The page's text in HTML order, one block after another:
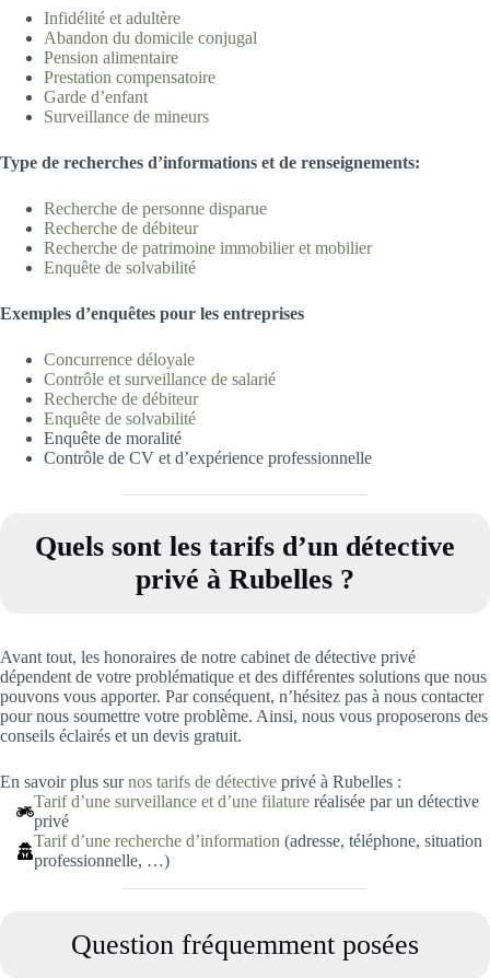
Infidélité et adultère
Abandon du domicile conjugal
Pension alimentaire
Prestation compensatoire
Garde d’enfant
Surveillance de mineurs
Type de recherches d’informations et de renseignements:
Recherche de personne disparue
Recherche de débiteur
Recherche de patrimoine immobilier et mobilier
Enquête de solvabilité
Exemples d’enquêtes pour les entreprises
Concurrence déloyale
Contrôle et surveillance de salarié
Recherche de débiteur
Enquête de solvabilité
Enquête de moralité
Contrôle de CV et d’expérience professionnelle
Quels sont les tarifs d’un détective
privé à Rubelles ?
Avant tout, les honoraires de notre cabinet de détective privé
dépendent de votre problématique et des différentes solutions que nous
pouvons vous apporter. Par conséquent, n’hésitez pas à nous contacter
pour nous soumettre votre problème. Ainsi, nous vous proposerons des
conseils éclairés et un devis gratuit.
En savoir plus surnos tarifs de détective privé à Rubelles :
Tarif d’une surveillance et d’une filature réalisée par un détective
privé
Tarif d’une recherche d’information (adresse, téléphone, situation
professionnelle, …)
Question fréquemment posées